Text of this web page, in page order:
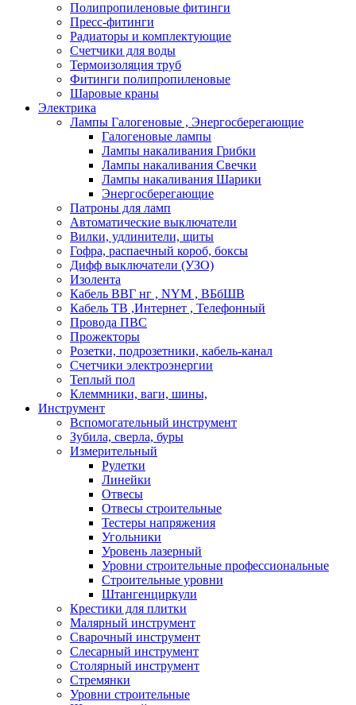
Полипропиленовые фитинги
Пресс-фитинги
Радиаторы и комплектующие
Счетчики для воды
Термоизоляция труб
Фитинги полипропиленовые
Шаровые краны
Электрика
Лампы Галогеновые , Энергосберегающие
Галогеновые лампы
Лампы накаливания Грибки
Лампы накаливания Свечки
Лампы накаливания Шарики
Энергосберегающие
Патроны для ламп
Автоматические выключатели
Вилки, удлинители, щиты
Гофра, распаечный короб, боксы
Дифф выключатели (УЗО)
Изолента
Кабель ВВГ нг , NYM , ВБбШВ
Кабель ТВ ,Интернет , Телефонный
Провода ПВС
Прожекторы
Розетки, подрозетники, кабель-канал
Счетчики электроэнергии
Теплый пол
Клеммники, ваги, шины,
Инструмент
Вспомогательный инструмент
Зубила, сверла, буры
Измерительный
Рулетки
Линейки
Отвесы
Отвесы строительные
Тестеры напряжения
Угольники
Уровень лазерный
Уровни строительные профессиональные
Строительные уровни
Штангенциркули
Крестики для плитки
Малярный инструмент
Сварочный инструмент
Слесарный инструмент
Столярный инструмент
Стремянки
Уровни строительные